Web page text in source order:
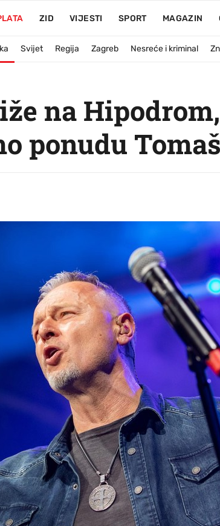
ZID VIJESTI SPORT MAGAZIN
Svijet Regija Zagreb Nesreće i kriminal
na
ponudu